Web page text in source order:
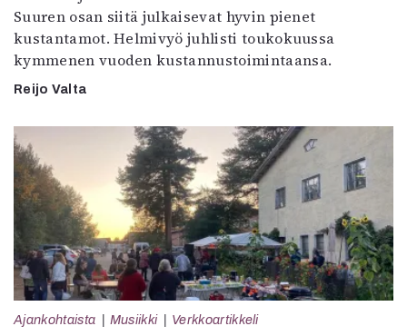
Suuren osan siitä julkaisevat hyvin pienet
kustantamot. Helmivyö juhlisti toukokuussa
kymmenen vuoden kustannustoimintaansa.
Reijo Valta
Ajankohtaista Musiikki Verkkoartikkeli